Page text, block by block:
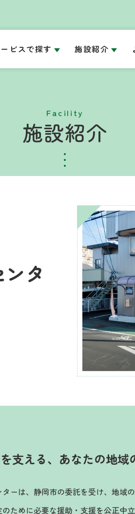
ビスで探す 施設紹介
Facility
施設紹介
タ
支える、あなたの地域
ーは、静岡市の委託を受け、地域
ために必要な援助・支援を公正中